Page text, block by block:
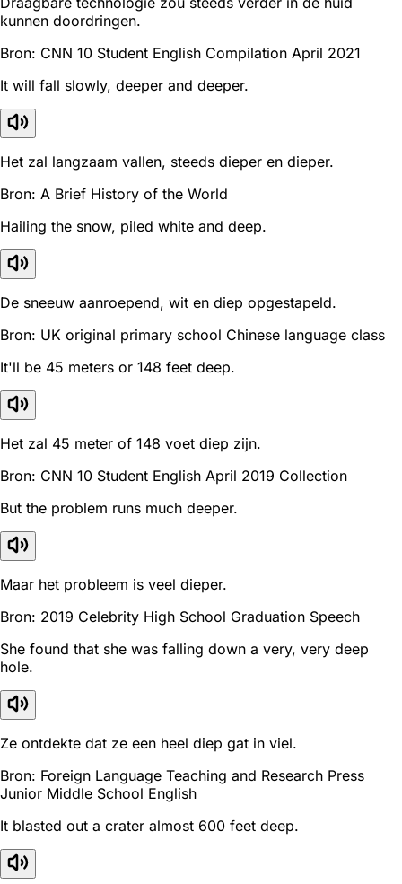
kunnen doordringen.
Bron: CNN 10 Student English Compilation April 2021
It will fall slowly, deeper and deeper.
Het zal langzaam vallen, steeds dieper en dieper.
Bron: A Brief History of the World
Hailing the snow, piled white and deep.
De sneeuw aanroepend, wit en diep opgestapeld.
Bron: UK original primary school Chinese language class
It'll be 45 meters or 148 feet deep.
Het zal 45 meter of 148 voet diep zijn.
Bron: CNN 10 Student English April 2019 Collection
But the problem runs much deeper.
Maar het probleem is veel dieper.
Bron: 2019 Celebrity High School Graduation Speech
She found that she was falling down a very, very deep
hole.
Ze ontdekte dat ze een heel diep gat in viel.
Bron: Foreign Language Teaching and Research Press
Junior Middle School English
It blasted out a crater almost 600 feet deep.